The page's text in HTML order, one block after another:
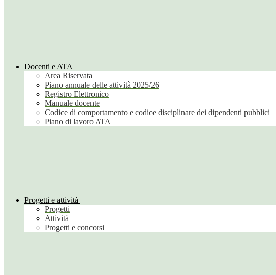
Docenti e ATA
Area Riservata
Piano annuale delle attività 2025/26
Registro Elettronico
Manuale docente
Codice di comportamento e codice disciplinare dei dipendenti pubblici
Piano di lavoro ATA
Progetti e attività
Progetti
Attività
Progetti e concorsi